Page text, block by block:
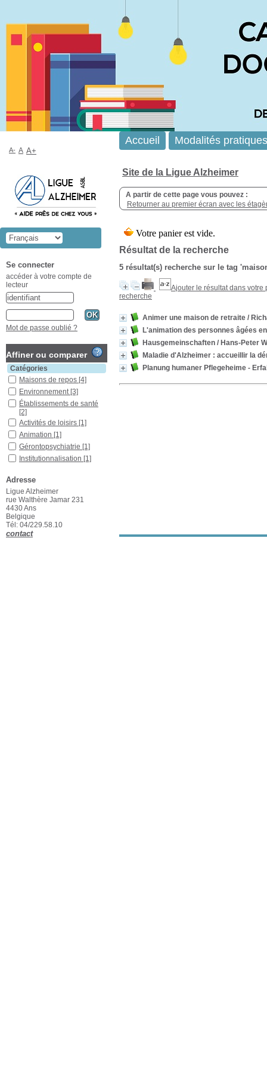
Site de la Ligue Alzheimer
A partir de cette page vous pouvez :
Retourner au premier écran avec les
Résultat de la recherche
5 résultat(s) recherche sur le tag
Ajouter le résultat dans votre
recherche
Animer une maison de retraite /
L'animation des personnes âgées
Hausgemeinschaften / Hans-Peter
Maladie d'Alzheimer : accueillir la
Planung humaner Pflegeheime -
Accueil Modalités pratiques
A- A A+
Se connecter
accéder à votre compte de
lecteur
Mot de passe oublié ?
Affiner ou comparer
Catégories
Maisons de repos [4]
Environnement [3]
Établissements de santé
[2]
Activités de loisirs [1]
Animation [1]
Gérontopsychiatrie [1]
Institutionnalisation [1]
Localisation
Ans[1]
Liège
Section
Ouvrages
Adresse
Ligue Alzheimer
rue Walthère Jamar 231
4430 Ans
Belgique
Tél: 04/229.58.10
contact